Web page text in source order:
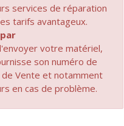
services de réparation
tarifs avantageux.
votre matériel,
son numéro de
de Vente et notamment
en cas de problème.